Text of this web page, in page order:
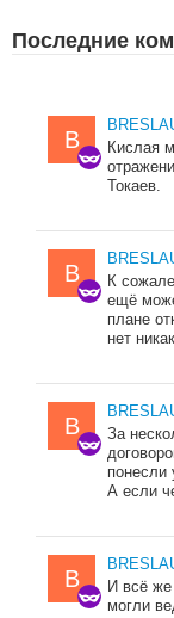
Последние
B
Кислая
Токаев.
B
К
ещё
плане
нет
B
За
понесли
А если
B
И всё
могли